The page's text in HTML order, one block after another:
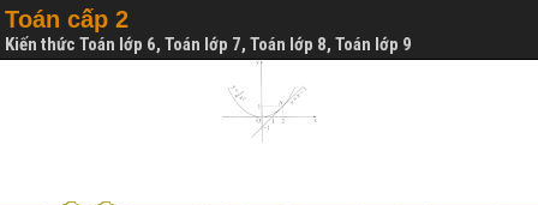
Toán cấp 2
Kiến thức Toán lớp 6, Toán lớp 7, Toán lớp 8, Toán lớp 9